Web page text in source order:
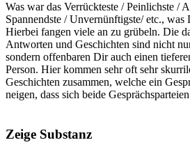
Was war das Verrückteste / Peinlichste /
Spannendste / Unvernünftigste/ etc., was
Hierbei fangen viele an zu grübeln. Die
Antworten und Geschichten sind nicht
sondern offenbaren Dir auch einen
Person. Hier kommen sehr oft sehr
Geschichten zusammen, welche ein
neigen, dass sich beide
Zeige Substanz